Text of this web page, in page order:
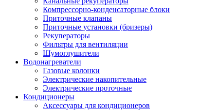
Компрессорно-конденсаторные блоки
Приточные клапаны
Приточные установки (бризеры)
Рекуператоры
Фильтры для вентиляции
Шумоглушители
Водонагреватели
Газовые колонки
Электрические накопительные
Электрические проточные
Кондиционеры
Аксессуары для кондиционеров